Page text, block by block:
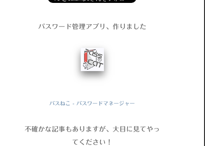
パスワード管理アプリ、作りました
パスねこ - パスワードマネージャー
不確かな記事もありますが、大目に見てやっ
てください！